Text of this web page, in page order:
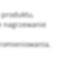
nagrzewanie